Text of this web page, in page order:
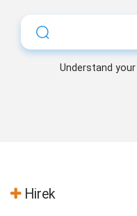
Understand
Hirek